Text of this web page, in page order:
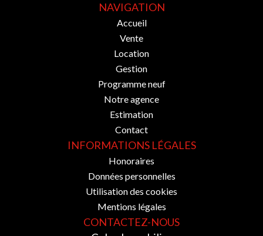
NAVIGATION
Accueil
Vente
Location
Gestion
Programme neuf
Notre agence
Estimation
Contact
INFORMATIONS LÉGALES
Honoraires
Données personnelles
Utilisation des cookies
Mentions légales
CONTACTEZ-NOUS